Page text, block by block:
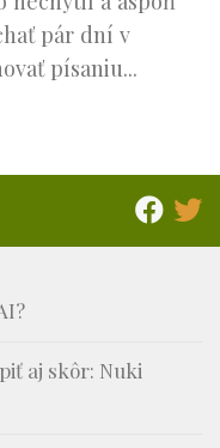
pár dní v
písaniu...
aj skôr: Nuki